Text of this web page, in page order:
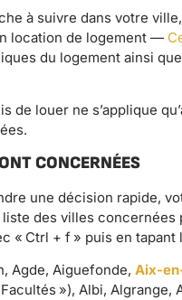
à suivre dans votre
location de logement —
du logement ainsi
de louer ne s’applique
CONCERNÉES
une décision rapide,
des villes
« Ctrl + f » puis en tapant
Agde, Aiguefonde, Aix-
»), Albi,